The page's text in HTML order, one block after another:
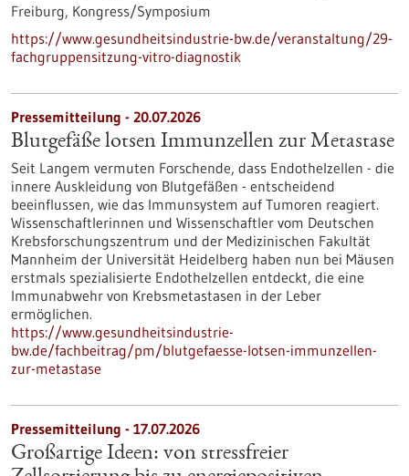
Freiburg, Kongress/Symposium
https://www.gesundheitsindustrie-bw.de/veranstaltung/29-
fachgruppensitzung-vitro-diagnostik
Pressemitteilung - 20.07.2026
Blutgefäße lotsen Immunzellen zur Metastase
Seit Langem vermuten Forschende, dass Endothelzellen - die
innere Auskleidung von Blutgefäßen - entscheidend
beeinflussen, wie das Immunsystem auf Tumoren reagiert.
Wissenschaftlerinnen und Wissenschaftler vom Deutschen
Krebsforschungszentrum und der Medizinischen Fakultät
Mannheim der Universität Heidelberg haben nun bei Mäusen
erstmals spezialisierte Endothelzellen entdeckt, die eine
Immunabwehr von Krebsmetastasen in der Leber
ermöglichen.
https://www.gesundheitsindustrie-
bw.de/fachbeitrag/pm/blutgefaesse-lotsen-immunzellen-
zur-metastase
Pressemitteilung - 17.07.2026
Großartige Ideen: von stressfreier